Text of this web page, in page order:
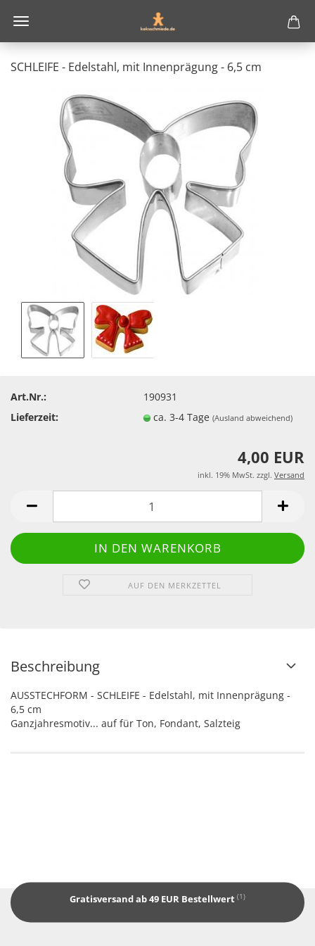
SCHLEIFE - Edelstahl, mit Innenprägung - 6,5 cm
Art.Nr.:
190931
Lieferzeit:
ca. 3-4 Tage(Ausland abweichend)
4,00 EUR
inkl. 19% MwSt. zzgl. Versand
AUF DEN MERKZETTEL
Beschreibung
AUSSTECHFORM - SCHLEIFE - Edelstahl, mit Innenprägung -
6,5 cm
Ganzjahresmotiv... auf für Ton, Fondant, Salzteig
Gratisversand ab 49 EUR Bestellwert (1)